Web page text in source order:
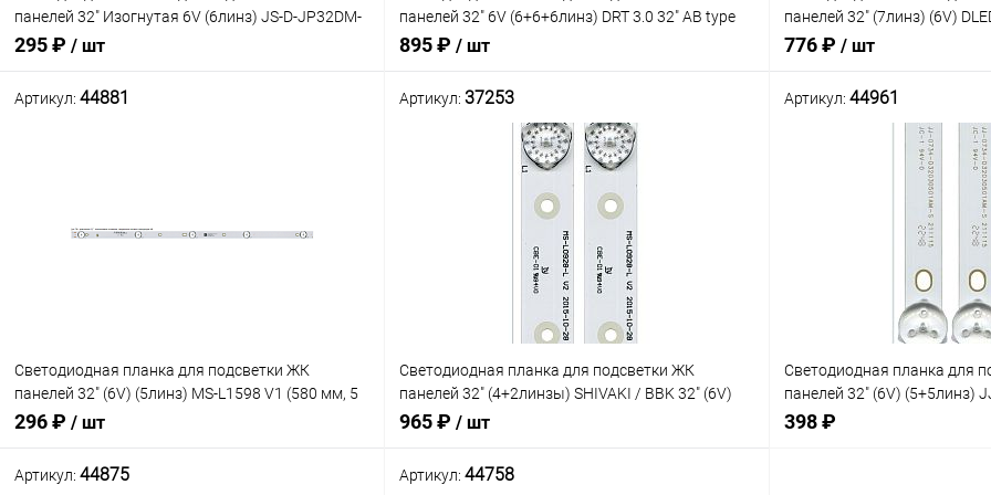
панелей 32" Изогнутая 6V (6линз) JS-D-JP32DM-
061EC, E32DM1000 (Замена MS-L2082, MS-L3655
295 ₽ / шт
панелей 32" 6V (6+6+6линз) DRT 3.0 32" AB type
Rev0.2 (комплект 3 планки по 590 мм 6 линз)
895 ₽ / шт
В корзину
В наличии: 5шт.
панелей 32" (7линз) (6V)
(изогнутая, 7 линз) Uпит.
776 ₽ / шт
В
В
Артикул: 44881
Светодиодная планка для подсветки ЖК
панелей 32" (6V) (5линз) MS-L1598 V1 (580 мм, 5
линз)
296 ₽ / шт
Артикул: 37253
Светодиодная планка для подсветки ЖК
панелей 32" (4+2линзы) SHIVAKI / BBK 32" (6V)
(пара 1+1) MS-L0928-L(R) V2 2015-10-28, разъем
965 ₽ / шт
Артикул: 44961
Светодиодная планка для
панелей 32" (6V) (5+5линз)
D32030501AM-S (2 планки
398 ₽
Артикул: 44875 Артикул: 44758